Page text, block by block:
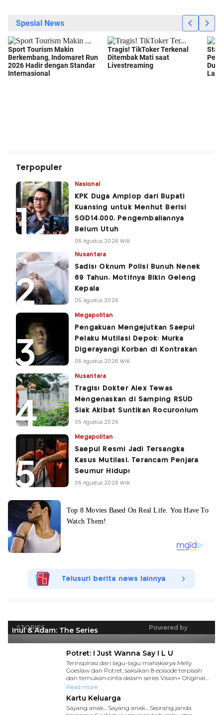
Terpopuler
Nasional
KPK Duga Amplop dari Bupati
Kuansing untuk Menhut Berisi
SGD14.000, Pengembaliannya
Belum Utuh
06 Agustus 2026 WIB
Nusantara
Sadis! Oknum Polisi Bunuh Nenek
69 Tahun, Motifnya Bikin Geleng
Kepala
05 Agustus 2026
Megapolitan
Pengakuan Mengejutkan Saepul
Pelaku Mutilasi Depok: Murka
Digerayangi Korban di Kontrakan
06 Agustus 2026 WIB
Nusantara
Tragis! Dokter Alex Tewas
Mengenaskan di Samping RSUD
Siak Akibat Suntikan Rocuronium
05 Agustus 2026
Megapolitan
Saepul Resmi Jadi Tersangka
Kasus Mutilasi, Terancam Penjara
Seumur Hidup!
06 Agustus 2026 WIB
Telusuri berita news lainnya